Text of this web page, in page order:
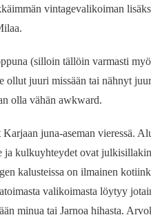
vintagevalikoiman
(silloin tällöin varmasti
ollut juuri missään tai nähnyt
olla vähän awkward.
juna-aseman vieressä.
kulkuyhteydet ovat julkisillakin
kalusteissa on ilmainen
valikoimasta löytyy
minua tai Jarnoa hihasta.